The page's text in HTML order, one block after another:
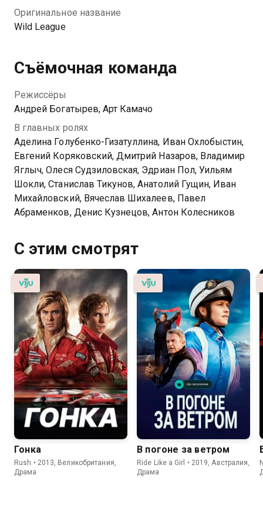
Оригинальное название
Wild League
Съёмочная команда
Режиссёры
Андрей Богатырев, Арт Камачо
В главных ролях
Аделина Голубенко-Гизатуллина, Иван Охлобыстин,
Евгений Коряковский, Дмитрий Назаров, Владимир
Яглыч, Олеся Судзиловская, Эдриан Пол, Уильям
Шокли, Станислав Тикунов, Анатолий Гущин, Иван
Михайловский, Вячеслав Шихалеев, Павел
Абраменков, Денис Кузнецов, Антон Колесников
С этим смотрят
Гонка
Rush • 2013, Великобритания,
Драма
В погоне за ветром
Ride Like a Girl • 2019, Австралия,
Драма